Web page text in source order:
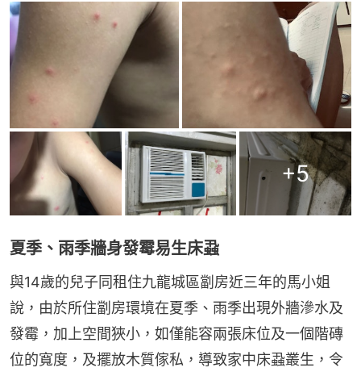
+5
夏季、雨季牆身發霉易生床蝨
與14歲的兒子同租住九龍城區劏房近三年的馬小姐
說，由於所住劏房環境在夏季、雨季出現外牆滲水及
發霉，加上空間狹小，如僅能容兩張床位及一個階磚
位的寬度，及擺放木質傢私，導致家中床蝨叢生，令